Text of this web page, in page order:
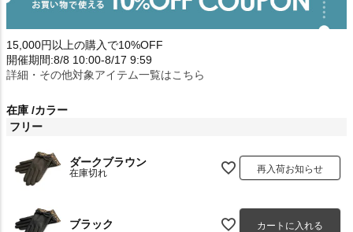
15,000円以上の購入で10%OFF
開催期間:8/8 10:00-8/17 9:59
詳細・その他対象アイテム一覧はこちら
在庫 カラー
フリー
ダークブラウン
在庫切れ 再入荷お知らせ
ブラック カートに入れる